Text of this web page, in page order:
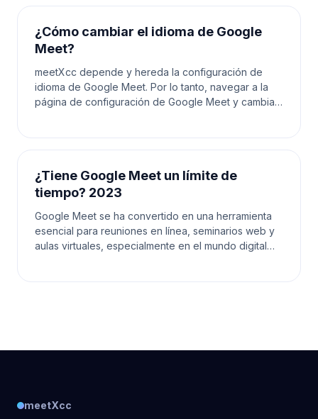
¿Cómo cambiar el idioma de Google
Meet?
meetXcc depende y hereda la configuración de
idioma de Google Meet. Por lo tanto, navegar a la
página de configuración de Google Meet y cambiar
¿Tiene Google Meet un límite de
tiempo? 2023
Google Meet se ha convertido en una herramienta
esencial para reuniones en línea, seminarios web y
aulas virtuales, especialmente en el mundo digital
meetXcc